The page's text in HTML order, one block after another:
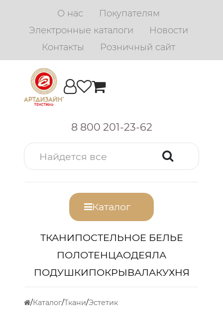
О нас
Покупателям
Электронные каталоги
Новости
Контакты
Розничный сайт
8 800 201-23-62
Каталог
ТКАНИПОСТЕЛЬНОЕ БЕЛЬЕ
ПОЛОТЕНЦАОДЕЯЛА
ПОДУШКИПОКРЫВАЛАКУХНЯ
Каталог Ткани Эстетик